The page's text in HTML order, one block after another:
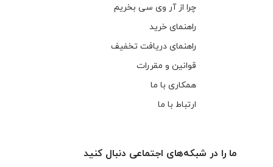
چرا از آر وی سی بخریم
راهنمای خرید
راهنمای دریافت تخفیف
قوانین و مقررات
همکاری با ما
ارتباط با ما
ما را در شبکه‌های اجتماعی دنبال کنید